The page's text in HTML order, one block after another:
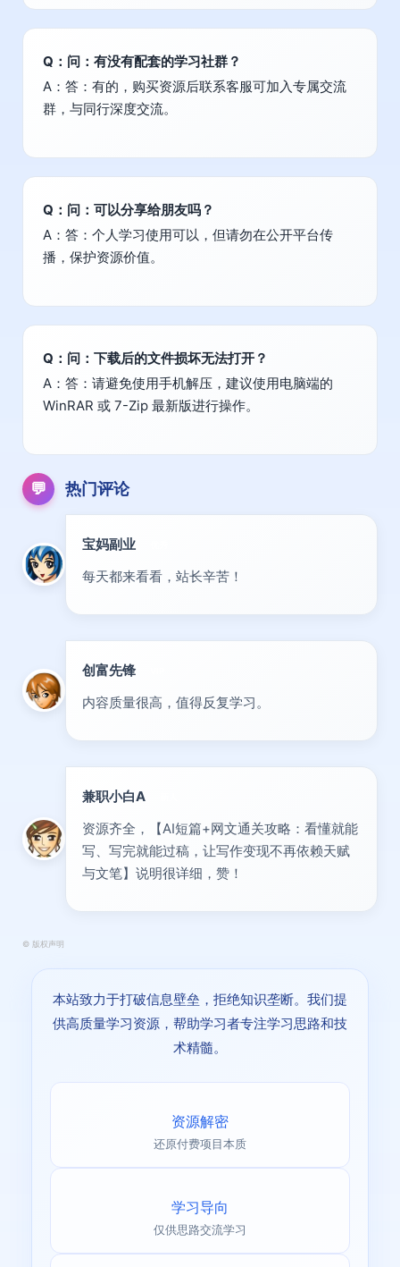
Q：问：有没有配套的学习社群？
A：答：有的，购买资源后联系客服可加入专属交流
群，与同行深度交流。
Q：问：可以分享给朋友吗？
A：答：个人学习使用可以，但请勿在公开平台传
播，保护资源价值。
Q：问：下载后的文件损坏无法打开？
A：答：请避免使用手机解压，建议使用电脑端的
WinRAR 或 7-Zip 最新版进行操作。
💬 热门评论
宝妈副业
每天都来看看，站长辛苦！
创富先锋
内容质量很高，值得反复学习。
兼职小白A
资源齐全，【AI短篇+网文通关攻略：看懂就能
写、写完就能过稿，让写作变现不再依赖天赋
与文笔】说明很详细，赞！
© 版权声明
本站致力于打破信息壁垒，拒绝知识垄断。我们提
供高质量学习资源，帮助学习者专注学习思路和技
术精髓。
资源解密
还原付费项目本质
学习导向
仅供思路交流学习